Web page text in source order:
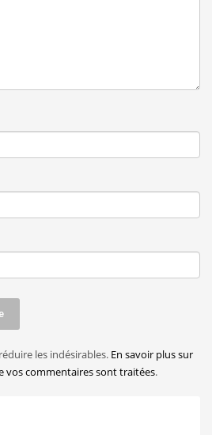
les indésirables. En savoir plus sur
vos commentaires sont traitées.